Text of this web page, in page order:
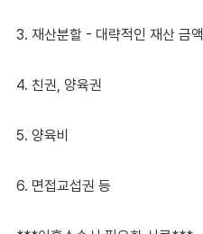
3. 재산분할 - 대략적인 재산 금액
4. 친권, 양육권
5. 양육비
6. 면접교섭권 등